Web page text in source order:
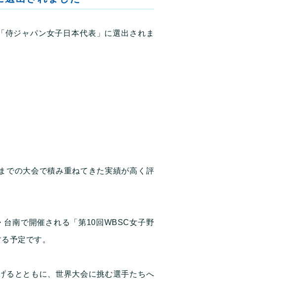
ジャパン女子日本代表」に選出されま
での大会で積み重ねてきた実績が高く評
南で開催される「第10回WBSC女子野
予定です。
るとともに、世界大会に挑む選手たちへ